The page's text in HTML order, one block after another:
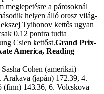
meglepetésre a párosoknál
helyen álló orosz világ-
Tyihonov kettős ugyan
0.12 pontra tudta
Csien kettőst.Grand Prix-
America, Reading
Sasha Cohen (amerikai)
(japán) 172.39, 4.
(finn) 143.36, 6. Volcskova